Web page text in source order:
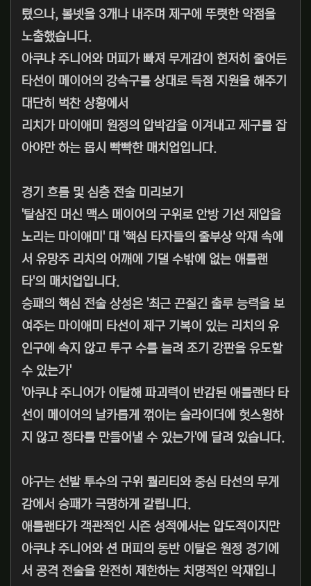
텼으나, 볼넷을 3개나 내주며 제구에 뚜렷한 약점을
노출했습니다.
아쿠냐 주니어와 머피가 빠져 무게감이 현저히 줄어든
타선이 메이어의 강속구를 상대로 득점 지원을 해주기
대단히 벅찬 상황에서
리치가 마이애미 원정의 압박감을 이겨내고 제구를 잡
아야만 하는 몹시 빡빡한 매치업입니다.
경기 흐름 및 심층 전술 미리보기
'탈삼진 머신 맥스 메이어의 구위로 안방 기선 제압을
노리는 마이애미' 대 '핵심 타자들의 줄부상 악재 속에
서 유망주 리치의 어깨에 기댈 수밖에 없는 애틀랜
타'의 매치업입니다.
승패의 핵심 전술 상성은 '최근 끈질긴 출루 능력을 보
여주는 마이애미 타선이 제구 기복이 있는 리치의 유
인구에 속지 않고 투구 수를 늘려 조기 강판을 유도할
수 있는가'
'아쿠냐 주니어가 이탈해 파괴력이 반감된 애틀랜타 타
선이 메이어의 날카롭게 꺾이는 슬라이더에 헛스윙하
지 않고 정타를 만들어낼 수 있는가'에 달려 있습니다.
야구는 선발 투수의 구위 퀄리티와 중심 타선의 무게
감에서 승패가 극명하게 갈립니다.
애틀랜타가 객관적인 시즌 성적에서는 압도적이지만
아쿠냐 주니어와 션 머피의 동반 이탈은 원정 경기에
서 공격 전술을 완전히 제한하는 치명적인 악재입니